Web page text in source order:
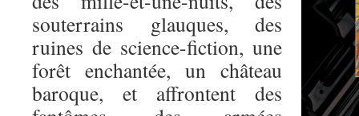
souterrains glauques, des
ruines de science-fiction, une
forêt enchantée, un château
baroque, et affrontent des